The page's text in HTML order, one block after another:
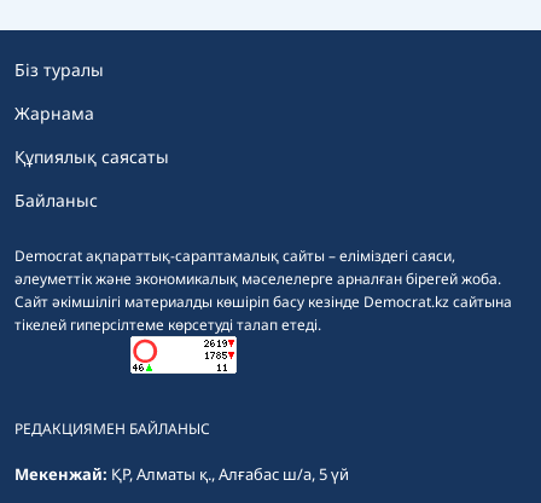
Democrat ақпараттық-сараптамалық сайты – еліміздегі саяси,
әлеуметтік және экономикалық мәселелерге арналған бірегей жоба.
Сайт әкімшілігі материалды көшіріп басу кезінде Democrat.kz сайтына
тікелей гиперсілтеме көрсетуді талап етеді.
Біз туралы
Жарнама
Құпиялық саясаты
Байланыс
РЕДАКЦИЯМЕН БАЙЛАНЫС
Мекенжай: ҚР, Алматы қ., Алғабас ш/а, 5 үй